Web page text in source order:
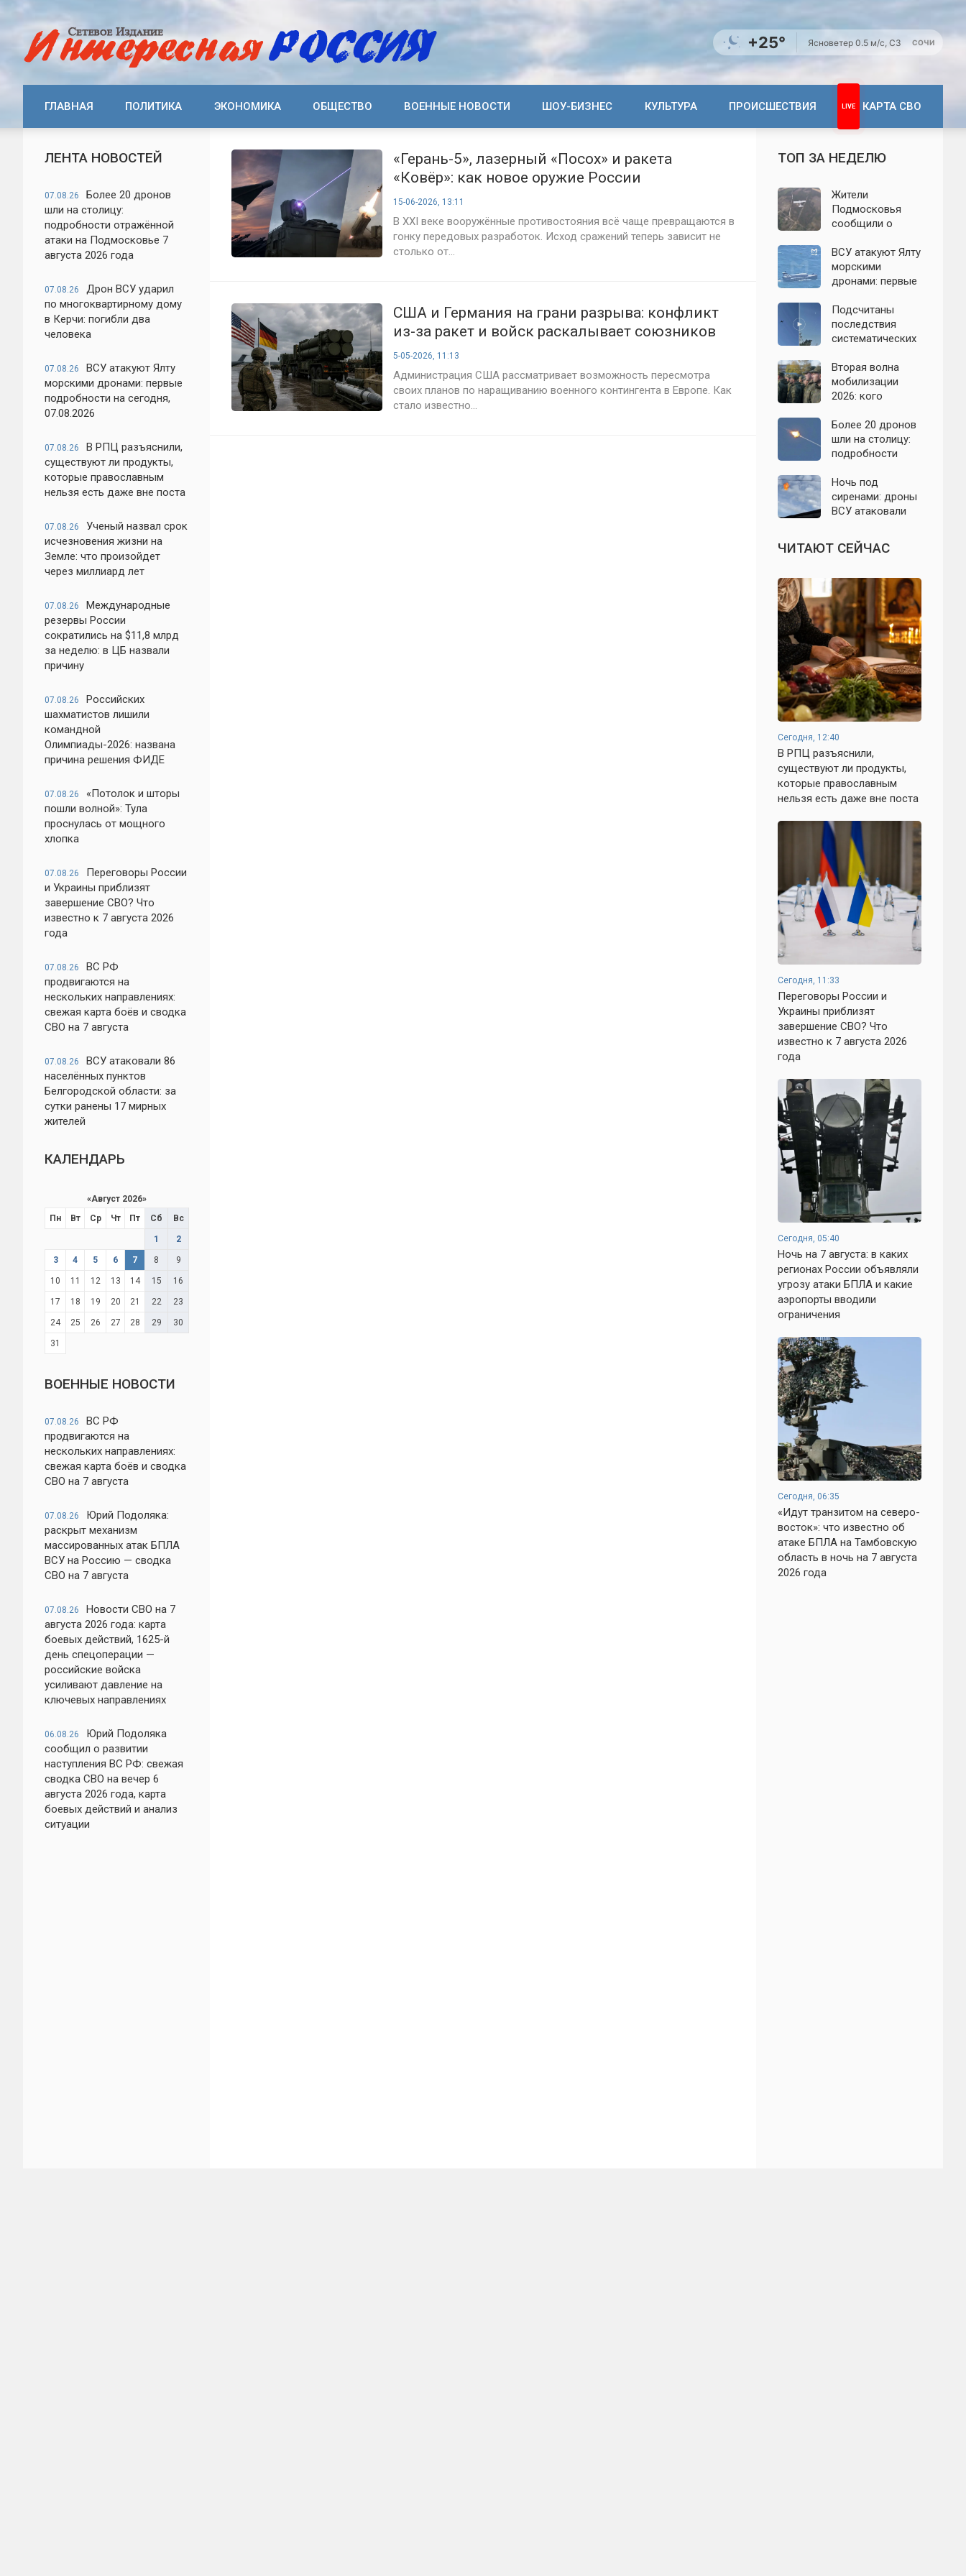
+25° Ясноветер 0.5 м/с, СЗ СОЧИ
ГЛАВНАЯ ПОЛИТИКА ЭКОНОМИКА ОБЩЕСТВО ВОЕННЫЕ НОВОСТИ ШОУ-БИЗНЕС КУЛЬТУРА ПРОИСШЕСТВИЯ КАРТА СВО
ЛЕНТА НОВОСТЕЙ
07.08.26
Более 20 дронов
шли на столицу:
подробности отражённой
атаки на Подмосковье 7
августа 2026 года
07.08.26
Дрон ВСУ ударил
по многоквартирному дому
в Керчи: погибли два
человека
07.08.26
ВСУ атакуют Ялту
морскими дронами: первые
подробности на сегодня,
07.08.2026
07.08.26
В РПЦ разъяснили,
существуют ли продукты,
которые православным
нельзя есть даже вне поста
07.08.26
Ученый назвал срок
исчезновения жизни на
Земле: что произойдет
через миллиард лет
07.08.26
Международные
резервы России
сократились на $11,8 млрд
за неделю: в ЦБ назвали
причину
07.08.26
Российских
шахматистов лишили
командной
Олимпиады-2026: названа
причина решения ФИДЕ
07.08.26
«Потолок и шторы
пошли волной»: Тула
проснулась от мощного
хлопка
07.08.26
Переговоры России
и Украины приблизят
завершение СВО? Что
известно к 7 августа 2026
года
07.08.26
ВС РФ
продвигаются на
нескольких направлениях:
свежая карта боёв и сводка
СВО на 7 августа
07.08.26
ВСУ атаковали 86
населённых пунктов
Белгородской области: за
сутки ранены 17 мирных
жителей
КАЛЕНДАРЬ
«Август 2026»
Пн
Вт Ср Чт Пт Сб Вс
1 2
3 4 5 6 7 8 9
10 11 12 13 14 15 16
17 18 19 20 21 22 23
24 25 26 27 28 29 30
31
ВОЕННЫЕ НОВОСТИ
07.08.26
ВС РФ
продвигаются на
нескольких направлениях:
свежая карта боёв и сводка
СВО на 7 августа
07.08.26
Юрий Подоляка:
раскрыт механизм
массированных атак БПЛА
ВСУ на Россию — сводка
СВО на 7 августа
07.08.26
Новости СВО на 7
августа 2026 года: карта
боевых действий, 1625-й
день спецоперации —
российские войска
усиливают давление на
ключевых направлениях
06.08.26
Юрий Подоляка
сообщил о развитии
наступления ВС РФ: свежая
сводка СВО на вечер 6
августа 2026 года, карта
боевых действий и анализ
ситуации
«Герань-5», лазерный «Посох» и ракета
«Ковёр»: как новое оружие России
переписывает учебники войны
15-06-2026, 13:11
В XXI веке вооружённые противостояния всё чаще превращаются в
гонку передовых разработок. Исход сражений теперь зависит не
столько от...
США и Германия на грани разрыва: конфликт
из-за ракет и войск раскалывает союзников
5-05-2026, 11:13
Администрация США рассматривает возможность пересмотра
своих планов по наращиванию военного контингента в Европе. Как
стало известно...
ТОП ЗА НЕДЕЛЮ
Жители
Подмосковья
сообщили о
обнародованы
подробности о
налёте
августа
ВСУ атакуют Ялту
морскими
дронами: первые
сегодня,
07.08.2026
Подсчитаны
последствия
систематических
Ленинградскую
область: что
известно к 7
Вторая волна
мобилизации
2026: кого
ли реальные
признаки
Более 20 дронов
шли на столицу:
подробности
атаки на
Подмосковье 7
августа 2026 года
Ночь под
сиренами: дроны
ВСУ атаковали
Евпаторию и
район Сакской
ЧИТАЮТ СЕЙЧАС
Сегодня, 12:40
В РПЦ разъяснили,
существуют ли продукты,
которые православным
нельзя есть даже вне поста
Сегодня, 11:33
Переговоры России и
Украины приблизят
завершение СВО? Что
известно к 7 августа 2026
года
Сегодня, 05:40
Ночь на 7 августа: в каких
регионах России объявляли
угрозу атаки БПЛА и какие
аэропорты вводили
ограничения
Сегодня, 06:35
«Идут транзитом на северо-
восток»: что известно об
атаке БПЛА на Тамбовскую
область в ночь на 7 августа
2026 года